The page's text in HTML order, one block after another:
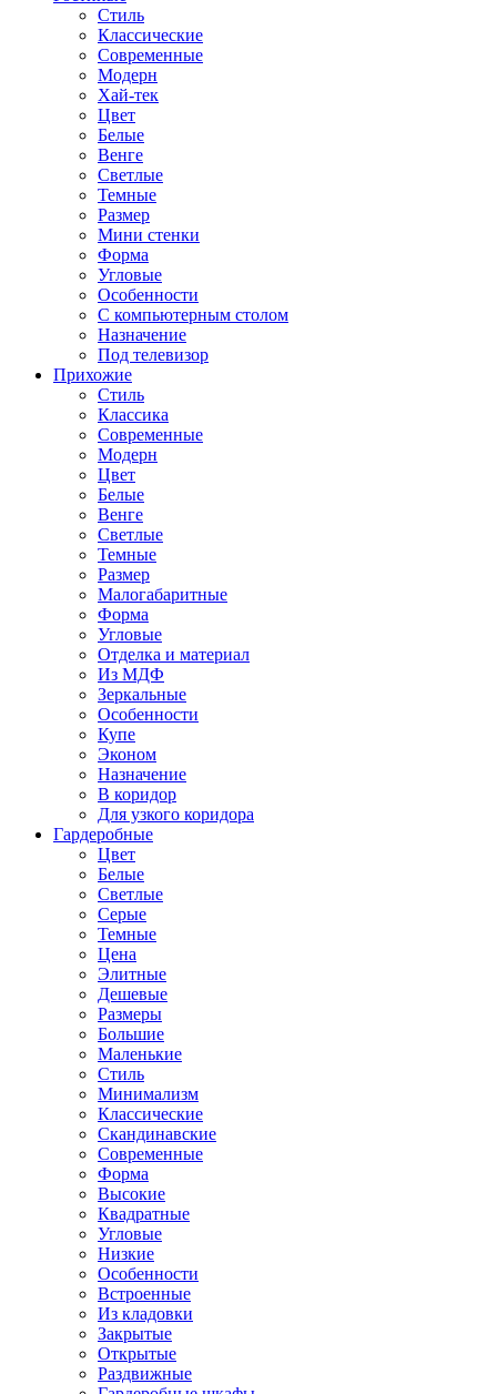
Стиль
Классические
Современные
Модерн
Хай-тек
Цвет
Белые
Венге
Светлые
Темные
Размер
Мини стенки
Форма
Угловые
Особенности
С компьютерным столом
Назначение
Под телевизор
Прихожие
Стиль
Классика
Современные
Модерн
Цвет
Белые
Венге
Светлые
Темные
Размер
Малогабаритные
Форма
Угловые
Отделка и материал
Из МДФ
Зеркальные
Особенности
Купе
Эконом
Назначение
В коридор
Для узкого коридора
Гардеробные
Цвет
Белые
Светлые
Серые
Темные
Цена
Элитные
Дешевые
Размеры
Большие
Маленькие
Стиль
Минимализм
Классические
Скандинавские
Современные
Форма
Высокие
Квадратные
Угловые
Низкие
Особенности
Встроенные
Из кладовки
Закрытые
Открытые
Раздвижные